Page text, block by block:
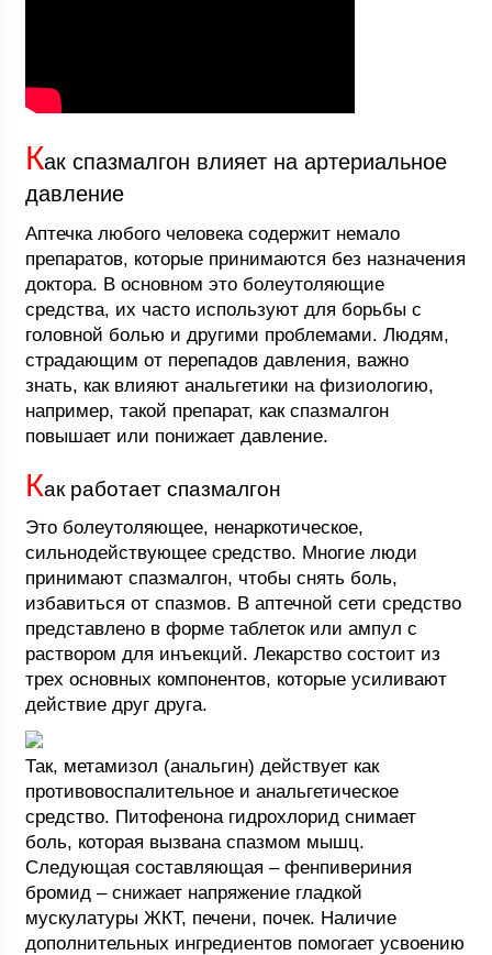
Как спазмалгон влияет на артериальное
давление
Аптечка любого человека содержит немало
препаратов, которые принимаются без назначения
доктора. В основном это болеутоляющие
средства, их часто используют для борьбы с
головной болью и другими проблемами. Людям,
страдающим от перепадов давления, важно
знать, как влияют анальгетики на физиологию,
например, такой препарат, как спазмалгон
повышает или понижает давление.
Как работает спазмалгон
Это болеутоляющее, ненаркотическое,
сильнодействующее средство. Многие люди
принимают спазмалгон, чтобы снять боль,
избавиться от спазмов. В аптечной сети средство
представлено в форме таблеток или ампул с
раствором для инъекций. Лекарство состоит из
трех основных компонентов, которые усиливают
действие друг друга.
Так, метамизол (анальгин) действует как
противовоспалительное и анальгетическое
средство. Питофенона гидрохлорид снимает
боль, которая вызвана спазмом мышц.
Следующая составляющая – фенпивериния
бромид – снижает напряжение гладкой
мускулатуры ЖКТ, печени, почек. Наличие
дополнительных ингредиентов помогает усвоению